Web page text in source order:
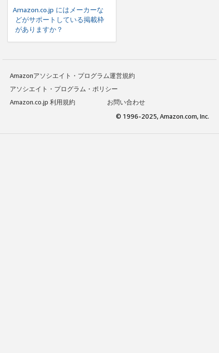
Amazon.co.jp にはメーカーな
どがサポートしている掲載枠
がありますか？
Amazonアソシエイト・プログラム運営規約
アソシエイト・プログラム・ポリシー
Amazon.co.jp 利用規約
お問い合わせ
© 1996-2025, Amazon.com, Inc.